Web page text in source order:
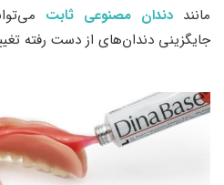
ماننددندان مصنوعی ثابت
جایگزینی دندان‌های از دست رفته